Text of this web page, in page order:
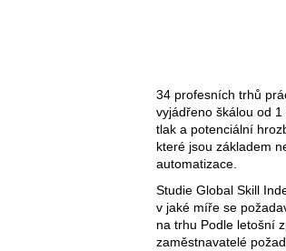
34 profesních trhů
vyjádřeno škálou od
tlak a potenciální
které jsou základem
automatizace.
Studie Global Skill
v jaké míře se
na trhu Podle letošní
zaměstnavatelé